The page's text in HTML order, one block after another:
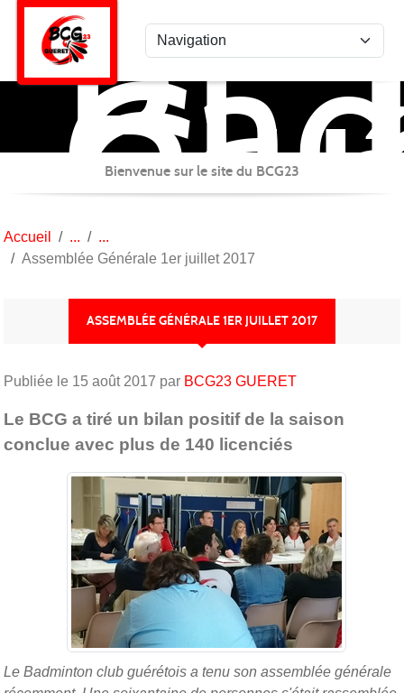
Bienvenue sur le site du BCG23
Accueil
Assemblée Générale 1er juillet 2017
ASSEMBLÉE GÉNÉRALE 1ER JUILLET 2017
Publiée le 15 août 2017 par BCG23 GUERET
Le BCG a tiré un bilan positif de la saison
conclue avec plus de 140 licenciés
Le Badminton club guérétois a tenu son assemblée générale
Panneau de gestion des cookies